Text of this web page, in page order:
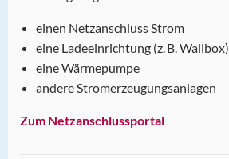
einen Netzanschluss Strom
eine Ladeeinrichtung (z. B. Wallbox)
eine Wärmepumpe
andere Stromerzeugungsanlagen
Zum Netzanschlussportal